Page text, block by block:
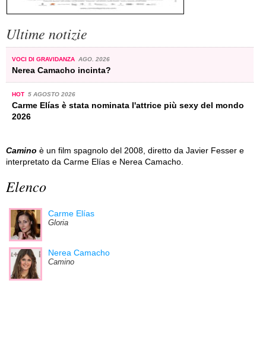
Ultime notizie
VOCI DI GRAVIDANZA AGO. 2026
Nerea Camacho incinta?
HOT 5 AGOSTO 2026
Carme Elías è stata nominata l'attrice più sexy del mondo
2026
Camino è un film spagnolo del 2008, diretto da Javier Fesser e
interpretato da Carme Elías e Nerea Camacho.
Elenco
Carme Elías
Gloria
Nerea Camacho
Camino